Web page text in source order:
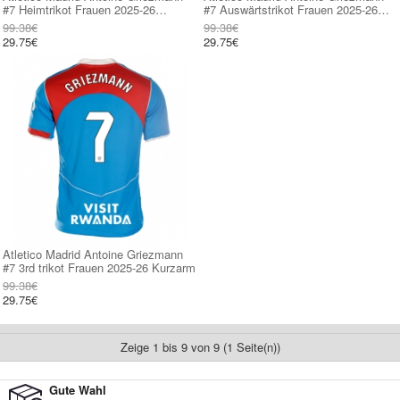
#7 Heimtrikot Frauen 2025-26
Kurzarm
99.38€
29.75€
#7 Auswärtstrikot Frauen 2025-26
Kurzarm
99.38€
29.75€
Atletico Madrid Antoine Griezmann
#7 3rd trikot Frauen 2025-26 Kurzarm
99.38€
29.75€
Zeige 1 bis 9 von 9 (1 Seite(n))
Gute Wahl